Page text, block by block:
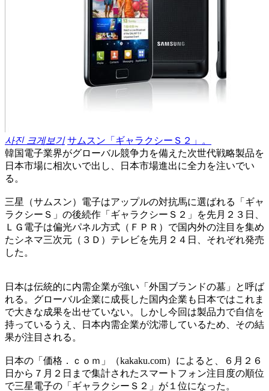
사진 크게보기 サムスン「ギャラクシーＳ２」。
韓国電子業界がグローバル競争力を備えた次世代戦略製品を
日本市場に相次いで出し、日本市場進出に全力を注いでい
る。
三星（サムスン）電子はアップルの対抗馬に選ばれる「ギャ
ラクシーＳ」の後続作「ギャラクシーＳ２」を先月２３日、
ＬＧ電子は偏光パネル方式（ＦＰＲ）で国内外の注目を集め
たシネマ三次元（３Ｄ）テレビを先月２４日、それぞれ発売
した。
日本は伝統的に内需企業が強い「外国ブランドの墓」と呼ば
れる。グローバル企業に成長した国内企業も日本ではこれま
で大きな成果を出せていない。しかし今回は製品力で自信を
持っているうえ、日本内需企業が沈滞しているため、その結
果が注目される。
日本の「価格．ｃｏｍ」（kakaku.com）によると、６月２６
日から７月２日まで集計されたスマートフォン注目度の順位
で三星電子の「ギャラクシーＳ２」が１位になった。